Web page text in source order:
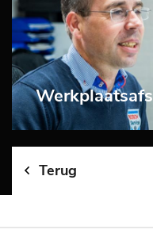
Terug